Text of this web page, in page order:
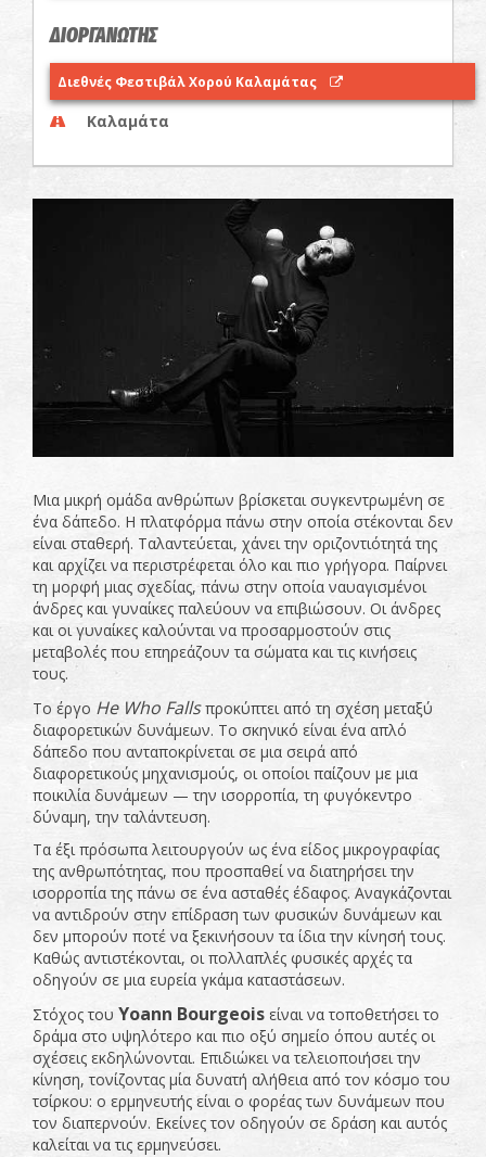
ΔΙΟΡΓΑΝΩΤΗΣ
Διεθνές Φεστιβάλ Χορού Καλαμάτας
Καλαμάτα
Μια μικρή ομάδα ανθρώπων βρίσκεται συγκεντρωμένη σε
ένα δάπεδο. Η πλατφόρμα πάνω στην οποία στέκονται δεν
είναι σταθερή. Ταλαντεύεται, χάνει την οριζοντιότητά της
και αρχίζει να περιστρέφεται όλο και πιο γρήγορα. Παίρνει
τη μορφή μιας σχεδίας, πάνω στην οποία ναυαγισμένοι
άνδρες και γυναίκες παλεύουν να επιβιώσουν. Οι άνδρες
και οι γυναίκες καλούνται να προσαρμοστούν στις
μεταβολές που επηρεάζουν τα σώματα και τις κινήσεις
τους.
Το έργο He Who Fallsπροκύπτει από τη σχέση μεταξύ
διαφορετικών δυνάμεων. Το σκηνικό είναι ένα απλό
δάπεδο που ανταποκρίνεται σε μια σειρά από
διαφορετικούς μηχανισμούς, οι οποίοι παίζουν με μια
ποικιλία δυνάμεων — την ισορροπία, τη φυγόκεντρο
δύναμη, την ταλάντευση.
Τα έξι πρόσωπα λειτουργούν ως ένα είδος μικρογραφίας
της ανθρωπότητας, που προσπαθεί να διατηρήσει την
ισορροπία της πάνω σε ένα ασταθές έδαφος. Αναγκάζονται
να αντιδρούν στην επίδραση των φυσικών δυνάμεων και
δεν μπορούν ποτέ να ξεκινήσουν τα ίδια την κίνησή τους.
Καθώς αντιστέκονται, οι πολλαπλές φυσικές αρχές τα
οδηγούν σε μια ευρεία γκάμα καταστάσεων.
Στόχος του Yoann Bourgeois είναι να τοποθετήσει το
δράμα στο υψηλότερο και πιο οξύ σημείο όπου αυτές οι
σχέσεις εκδηλώνονται. Επιδιώκει να τελειοποιήσει την
κίνηση, τονίζοντας μία δυνατή αλήθεια από τον κόσμο του
τσίρκου: ο ερμηνευτής είναι ο φορέας των δυνάμεων που
τον διαπερνούν. Εκείνες τον οδηγούν σε δράση και αυτός
καλείται να τις ερμηνεύσει.